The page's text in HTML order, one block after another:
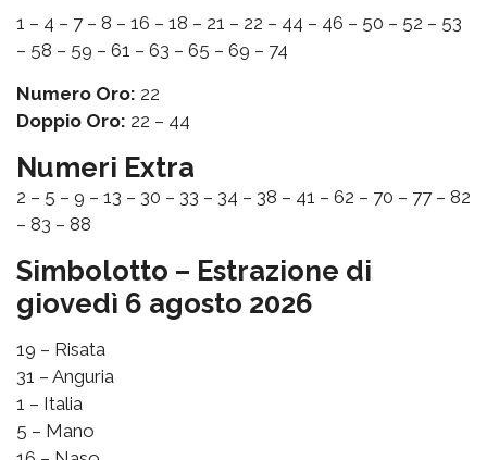
1 – 4 – 7 – 8 – 16 – 18 – 21 – 22 – 44 – 46 – 50 – 52 – 53
– 58 – 59 – 61 – 63 – 65 – 69 – 74
Numero Oro: 22
Doppio Oro: 22 – 44
Numeri Extra
2 – 5 – 9 – 13 – 30 – 33 – 34 – 38 – 41 – 62 – 70 – 77 – 82
– 83 – 88
Simbolotto – Estrazione di
giovedì 6 agosto 2026
19 – Risata
31 – Anguria
1 – Italia
5 – Mano